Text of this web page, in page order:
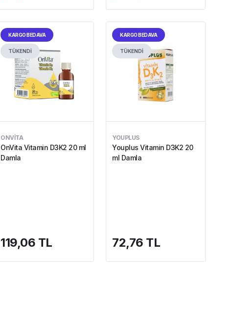
KARGO BEDAVA
TÜKENDİ
ONVITA
OnVita Vitamin D3K2 20 ml
Damla
119,06 TL
KARGO BEDAVA
TÜKENDİ
YOUPLUS
Youplus Vitamin D3K2 20
ml Damla
72,76 TL